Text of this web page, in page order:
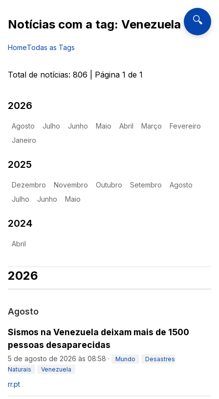
🔍
Notícias com a tag: Venezuela
HomeTodas as Tags
Total de notícias: 806 | Página 1 de 1
2026
Agosto Julho Junho Maio Abril Março
Fevereiro
Janeiro
2025
Dezembro Novembro Outubro Setembro
Agosto
Julho
Junho Maio
2024
Abril
2026
Agosto
Sismos na Venezuela deixam mais de 1500
pessoas desaparecidas
5 de agosto de 2026 às 08:58 · Mundo
Desastres
Naturais
Venezuela
rr.pt